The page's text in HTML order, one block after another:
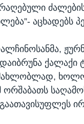
აცხადებს
ქალაქი
ხოლო